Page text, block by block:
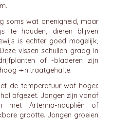
soms wat onenigheid, maar
te houden, dieren blijven
is echter goed mogelijk,
vissen schuilen graag in
of -bladeren zijn
➛nitraatgehalte.
de temperatuur wat hoger.
afgezet. Jongen zijn vanaf
met Artemia-naupliën of
grootte. Jongen groeien